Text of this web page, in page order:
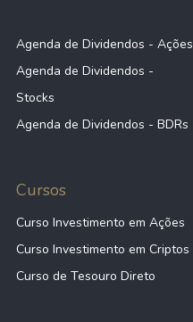
Agenda de Dividendos - Ações
Agenda de Dividendos -
Stocks
Agenda de Dividendos - BDRs
Cursos
Curso Investimento em Ações
Curso Investimento em Criptos
Curso de Tesouro Direto